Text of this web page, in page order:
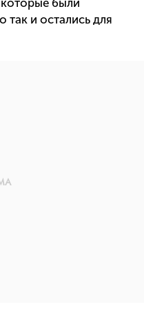
были
так и остались для